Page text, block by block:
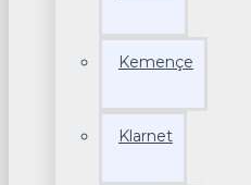
Kemençe
Klarnet